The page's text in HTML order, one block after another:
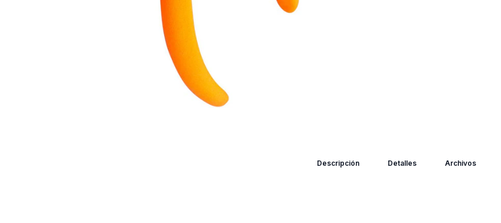
Descripción Detalles Archivos